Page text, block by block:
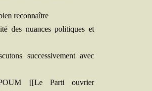
reconnaître
des nuances poli­tiques et
suc­ces­si­ve­ment avec
[[Le Par­ti ouvrier